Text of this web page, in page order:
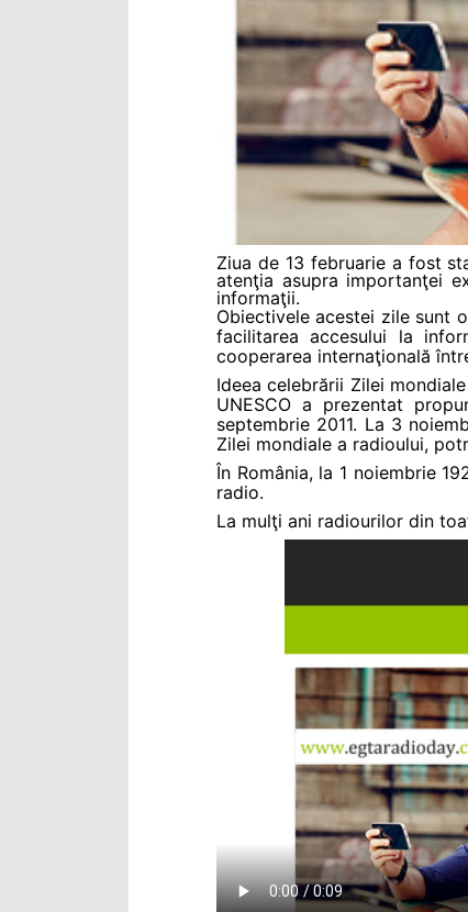
Ziua de 13 februarie a fost
atenţia asupra importanţei
informaţii.
Obiectivele acestei zile sunt
facilitarea accesului la
cooperarea internaţională
Ideea celebrării Zilei
UNESCO a prezentat
septembrie 2011. La 3
Zilei mondiale a radioului,
În România, la 1 noiembrie
radio.
La mulţi ani radiourilor din